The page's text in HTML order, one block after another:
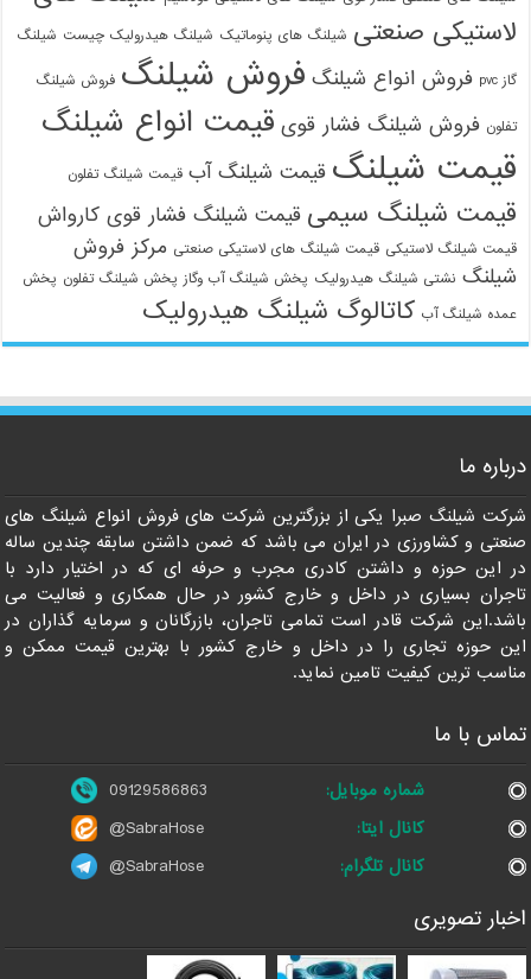
لاستیکی صنعتی شیلنگ های پنوماتیک شیلنگ هیدرولیک چیست شیلنگ
گاز pvc فروش انواع شیلنگ فروش شیلنگ فروش شیلنگ
تفلون فروش شیلنگ فشار قوی قیمت انواع شیلنگ
قیمت شیلنگ قیمت شیلنگ آب قیمت شیلنگ تفلون
قیمت شیلنگ سیمی قیمت شیلنگ فشار قوی کارواش
قیمت شیلنگ لاستیکی قیمت شیلنگ های لاستیکی صنعتی مرکز فروش
شیلنگ نشتی شیلنگ هیدرولیک پخش شیلنگ آب وگاز پخش شیلنگ تفلون پخش
عمده شیلنگ آب کاتالوگ شیلنگ هیدرولیک
درباره ما
شرکت شیلنگ صبرا یکی از بزرگترین شرکت های فروش انواع شیلنگ های
صنعتی و کشاورزی در ایران می باشد که ضمن داشتن سابقه چندین ساله
در این حوزه و داشتن کادری مجرب و حرفه ای که در اختیار دارد با
تاجران بسیاری در داخل و خارج کشور در حال همکاری و فعالیت می
باشد.این شرکت قادر است تمامی تاجران، بازرگانان و سرمایه گذاران در
این حوزه تجاری را در داخل و خارج کشور با بهترین قیمت ممکن و
مناسب ترین کیفیت تامین نماید.
تماس با ما
شماره موبایل:
09129586863
کانال ایتا:
@SabraHose
کانال تلگرام:
@SabraHose
اخبار تصویری
09129586863